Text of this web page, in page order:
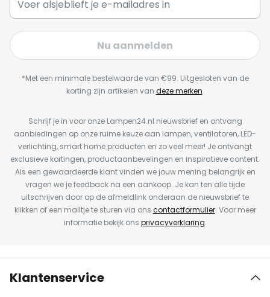
Nu aanmelden
*Met een minimale bestelwaarde van €99. Uitgesloten van de
korting zijn artikelen van deze merken.
Schrijf je in voor onze Lampen24.nl nieuwsbrief en ontvang
aanbiedingen op onze ruime keuze aan lampen, ventilatoren, LED-
verlichting, smart home producten en zo veel meer! Je ontvangt
exclusieve kortingen, productaanbevelingen en inspiratieve content.
Als een gewaardeerde klant vinden we jouw mening belangrijk en
vragen we je feedback na een aankoop. Je kan ten alle tijde
uitschrijven door op de afmeldlink onderaan de nieuwsbrief te
klikken of een mailtje te sturen via ons contactformulier. Voor meer
informatie bekijk ons privacyverklaring.
Klantenservice